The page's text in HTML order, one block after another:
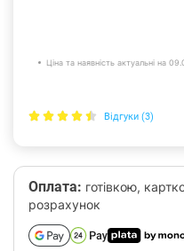
Ціна та наявність актуальні на
Відгуки (3)
Оплата: готівкою,
розрахунок